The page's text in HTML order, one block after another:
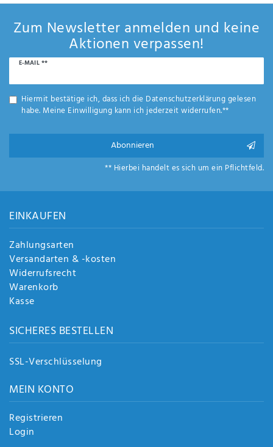
Zum Newsletter anmelden und keine
Aktionen verpassen!
E-MAIL **
Newsletter
Hiermit bestätige ich, dass ich die Daten­schutz­erklärunggelesen
habe. Meine Einwilligung kann ich jederzeit widerrufen.**
Abonnieren
** Hierbei handelt es sich um ein Pflichtfeld.
EINKAUFEN
Zahlungsarten
Versandarten & -kosten
Widerrufsrecht
Warenkorb
Kasse
SICHERES BESTELLEN
SSL-Verschlüsselung
MEIN KONTO
Registrieren
Login